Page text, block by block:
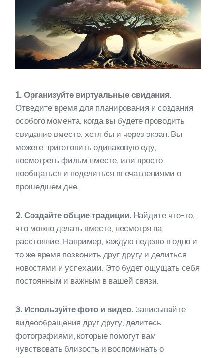
1. Организуйте виртуальные свидания.
Отведите время для планирования и создания
особого момента, когда вы будете проводить
свидание вместе, хотя бы и через экран. Вы
можете приготовить одинаковую еду,
посмотреть фильм вместе, или просто
пообщаться и поделиться впечатлениями о
прошедшем дне.
2. Создайте общие традиции. Найдите что-то,
что можно делать вместе, несмотря на
расстояние. Например, каждую неделю в одно и
то же время позвонить друг другу и делиться
новостями и успехами. Это будет ощущать себя
постоянным и важным в вашей связи.
3. Используйте фото и видео. Записывайте
видеообращения друг другу, делитесь
фотографиями, которые помогут вам
чувствовать близость и воспоминать о